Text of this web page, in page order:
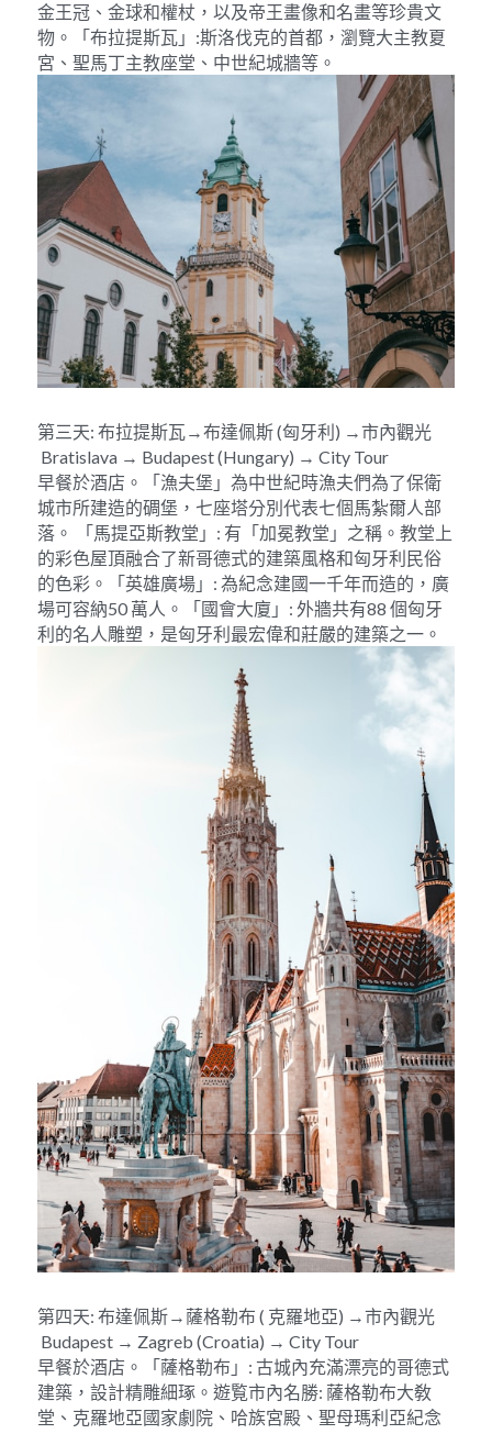
金王冠、金球和權杖，以及帝王畫像和名畫等珍貴文
物。「布拉提斯瓦」:斯洛伐克的首都，瀏覽大主教夏
宮、聖馬丁主教座堂、中世紀城牆等。
第三天: 布拉提斯瓦→布達佩斯 (匈牙利) →市內觀光
Bratislava → Budapest (Hungary) → City Tour
早餐於酒店。「漁夫堡」為中世紀時漁夫們為了保衛
城市所建造的碉堡，七座塔分別代表七個馬紮爾人部
落。 「馬提亞斯教堂」: 有「加冕教堂」之稱。教堂上
的彩色屋頂融合了新哥德式的建築風格和匈牙利民俗
的色彩。「英雄廣場」: 為紀念建國一千年而造的，廣
場可容納50 萬人。「國會大廈」: 外牆共有88 個匈牙
利的名人雕塑，是匈牙利最宏偉和莊嚴的建築之一。
第四天: 布達佩斯→薩格勒布 ( 克羅地亞) →市內觀光
Budapest → Zagreb (Croatia) → City Tour
早餐於酒店。「薩格勒布」: 古城內充滿漂亮的哥德式
建築，設計精雕細琢。遊覧市內名勝: 薩格勒布大敎
堂、克羅地亞國家劇院、哈族宮殿、聖母瑪利亞紀念